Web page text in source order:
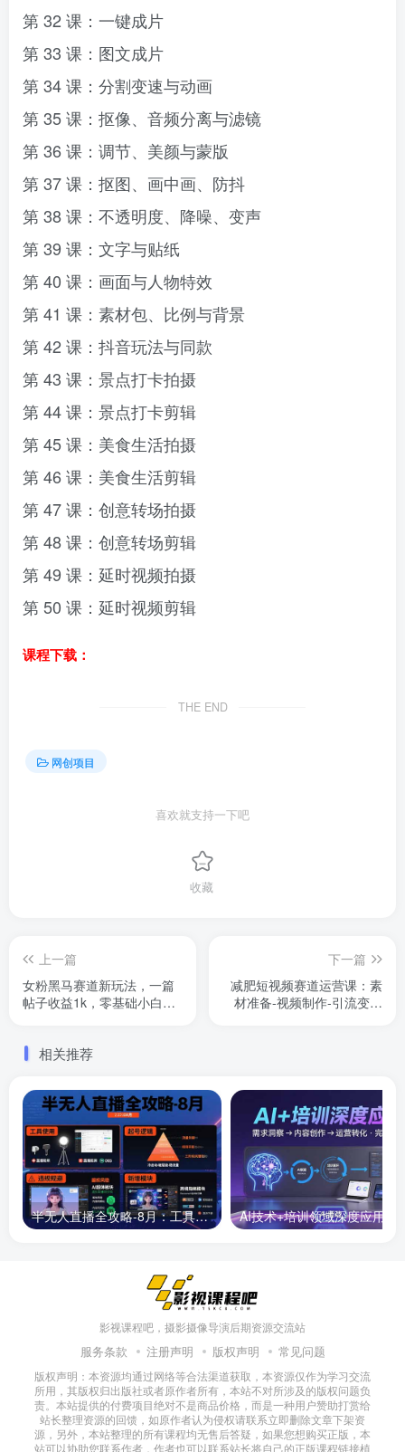
第 32 课：一键成片
第 33 课：图文成片
第 34 课：分割变速与动画
第 35 课：抠像、音频分离与滤镜
第 36 课：调节、美颜与蒙版
第 37 课：抠图、画中画、防抖
第 38 课：不透明度、降噪、变声
第 39 课：文字与贴纸
第 40 课：画面与人物特效
第 41 课：素材包、比例与背景
第 42 课：抖音玩法与同款
第 43 课：景点打卡拍摄
第 44 课：景点打卡剪辑
第 45 课：美食生活拍摄
第 46 课：美食生活剪辑
第 47 课：创意转场拍摄
第 48 课：创意转场剪辑
第 49 课：延时视频拍摄
第 50 课：延时视频剪辑
课程下载：
THE END
网创项目
喜欢就支持一下吧
收藏
上一篇
女粉黑马赛道新玩法，一篇
帖子收益1k，零基础小白无
下一篇
减肥短视频赛道运营课：素
材准备-视频制作-引流变现
相关推荐
半无人直播全攻略-8月：工具使用+起号逻辑+违规规避,新增AI超体与跨境模块
影视课程吧，摄影摄像导演后期资源交流站
服务条款 注册声明 版权声明 常见问题
版权声明：本资源均通过网络等合法渠道获取，本资源仅作为学习交流
所用，其版权归出版社或者原作者所有，本站不对所涉及的版权问题负
责。本站提供的付费项目绝对不是商品价格，而是一种用户赞助打赏给
站长整理资源的回馈，如原作者认为侵权请联系立即删除文章下架资
源，另外，本站整理的所有课程均无售后答疑，如果您想购买正版，本
站可以协助您联系作者，作者也可以联系站长将自己的正版课程链接植